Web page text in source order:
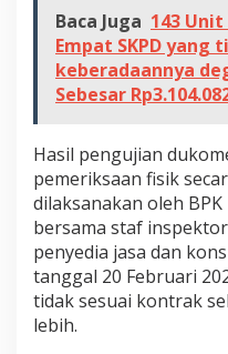
a
r
o
l
n
g
u
n
s
u
l
Baca Juga 143
Empat SKPD yang
keberadaannya
Sebesar
Hasil pengujian
pemeriksaan fisik
dilaksanakan oleh BPK
bersama staf
penyedia jasa dan
tanggal 20 Februari
tidak sesuai kontrak
lebih.